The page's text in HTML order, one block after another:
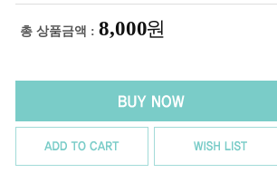
총 상품금액 : 8,000원